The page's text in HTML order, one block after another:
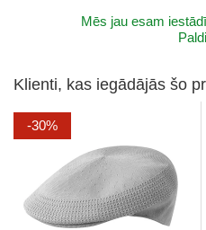
Mēs jau esam
Klienti, kas iegādājās šo
-30%